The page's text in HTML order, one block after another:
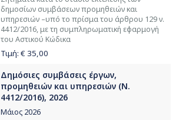
δημοσίων συμβάσεων προμηθειών και
υπηρεσιών –υπό το πρίσμα του άρθρου 129 ν.
4412/2016, με τη συμπληρωματική εφαρμογή
του Αστικού Κώδικα
Τιμή: € 35,00
Δημόσιες συμβάσεις έργων,
προμηθειών και υπηρεσιών (Ν.
4412/2016), 2026
Μάιος 2026